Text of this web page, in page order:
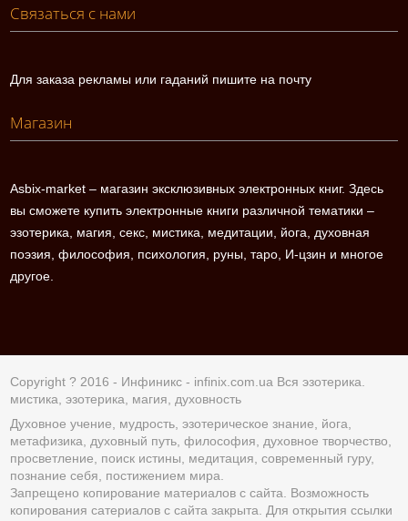
Связаться с нами
Для заказа рекламы или гаданий пишите на почту
Магазин
Asbix-market – магазин эксклюзивных электронных книг. Здесь
вы сможете купить электронные книги различной тематики –
эзотерика, магия, секс, мистика, медитации, йога, духовная
поэзия, философия, психология, руны, таро, И-цзин и многое
другое.
Copyright ? 2016 - Инфиникс - infinix.com.ua Вся эзотерика.
мистика, эзотерика, магия, духовность
Духовное учение, мудрость, эзотерическое знание, йога,
метафизика, духовный путь, философия, духовное творчество,
просветление, поиск истины, медитация, современный гуру,
познание себя, постижением мира.
Запрещено копирование материалов с сайта. Возможность
копирования сатериалов с сайта закрыта. Для открытия ссылки